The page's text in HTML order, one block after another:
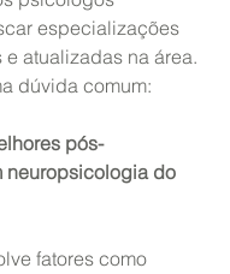
especializações
atualizadas na área.
dúvida comum:
pós-
neuropsicologia do
fatores como